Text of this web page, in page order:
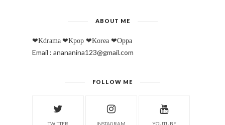
ABOUT ME
❤Kdrama ❤Kpop ❤Korea ❤Oppa
Email : anananina123@gmail.com
FOLLOW ME
TWITTER INSTAGRAM YOUTUBE